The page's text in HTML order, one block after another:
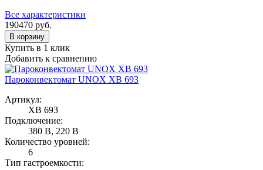
Все характеристики
190470 руб.
В корзину
Купить в 1 клик
Добавить к сравнению
Пароконвектомат UNOX XB 693
Артикул:
XB 693
Подключение:
380 В, 220 В
Количество уровней:
6
Тип гастроемкости: